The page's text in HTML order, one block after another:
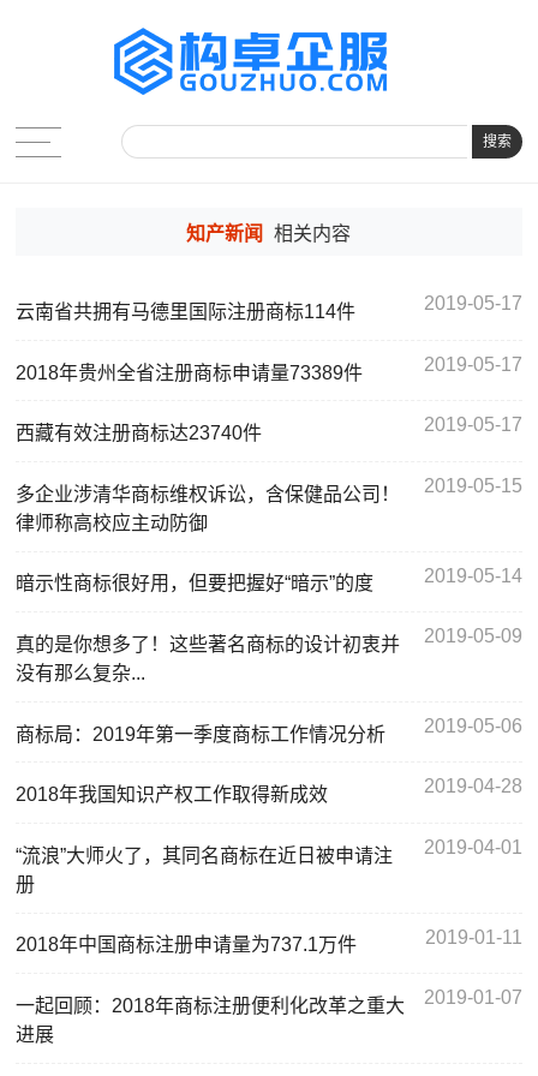
搜索
知产新闻 相关内容
云南省共拥有马德里国际注册商标114件 2019-05-17
2018年贵州全省注册商标申请量73389件 2019-05-17
西藏有效注册商标达23740件 2019-05-17
多企业涉清华商标维权诉讼，含保健品公司！
律师称高校应主动防御
2019-05-15
暗示性商标很好用，但要把握好“暗示”的度 2019-05-14
真的是你想多了！这些著名商标的设计初衷并
没有那么复杂...
2019-05-09
商标局：2019年第一季度商标工作情况分析 2019-05-06
2018年我国知识产权工作取得新成效 2019-04-28
“流浪”大师火了，其同名商标在近日被申请注
册
2019-04-01
2018年中国商标注册申请量为737.1万件 2019-01-11
一起回顾：2018年商标注册便利化改革之重大
进展
2019-01-07